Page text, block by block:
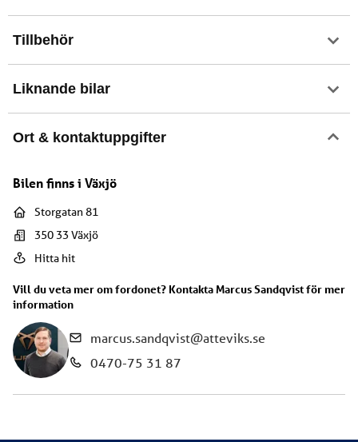
Tillbehör
Liknande bilar
Ort & kontaktuppgifter
Bilen finns i Växjö
Storgatan 81
350 33Växjö
Hitta hit
Vill du veta mer om fordonet? Kontakta Marcus Sandqvistför mer
information
marcus.sandqvist@atteviks.se
0470-75 31 87